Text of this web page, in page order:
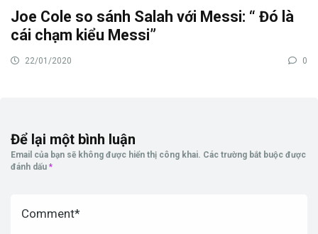
Joe Cole so sánh Salah với Messi: “ Đó là
cái chạm kiểu Messi”
22/01/2020 0
Để lại một bình luận
Email của bạn sẽ không được hiển thị công khai. Các trường bắt buộc được
đánh dấu *